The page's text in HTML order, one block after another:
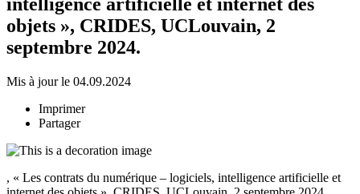
objets », CRIDES, UCLouvain, 2
septembre 2024.
Mis à jour le 04.09.2024
Imprimer
Partager
, « Les contrats du numérique – logiciels, intelligence artificielle et